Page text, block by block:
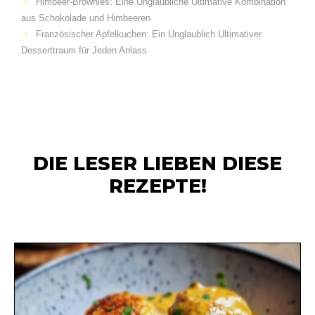
aus Schokolade und Himbeeren
Französischer Apfelkuchen: Ein Unglaublich Ultimativer
Desserttraum für Jeden Anlass
DIE LESER LIEBEN DIESE
REZEPTE!